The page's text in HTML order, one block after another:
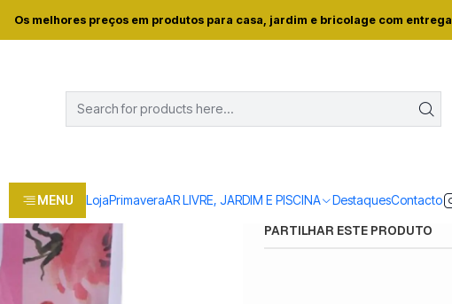
MENU LojaPrimaveraAR LIVRE, JARDIM E PISCINA DestaquesContacto
Os melhores preços em produtos para casa, jardim e bricolage com
Home Loja Casa e conforto DROGARIA E LIMPEZA AMB. ARMARIO SAQ.
AMB. ARMARIO
Mostrar stock das
PARTILHAR ESTE PRODUTO